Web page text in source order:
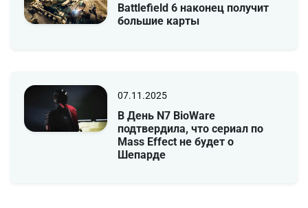
Battlefield 6 наконец получит
большие карты
07.11.2025
В День N7 BioWare
подтвердила, что сериал по
Mass Effect не будет о
Шепарде